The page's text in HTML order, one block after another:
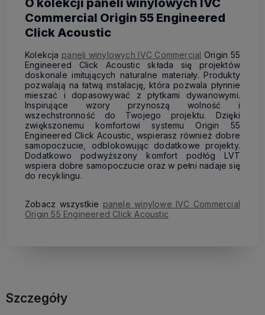
Commercial Origin 55 Engineered
Click Acoustic
Kolekcja paneli winylowych IVC Commercial Origin 55
Engineered Click Acoustic składa się projektów
doskonale imitujących naturalne materiały. Produkty
pozwalają na łatwą instalację, która pozwala płynnie
mieszać i dopasowywać z płytkami dywanowymi.
Inspirujące wzory przynoszą wolność i
wszechstronność do Twojego projektu. Dzięki
zwiększonemu komfortowi systemu Origin 55
Engineered Click Acoustic, wspierasz również dobre
samopoczucie, odblokowując dodatkowe projekty.
Dodatkowo podwyższony komfort podłóg LVT
wspiera dobre samopoczucie oraz w pełni nadaje się
do recyklingu.
Zobacz wszystkie panele winylowe IVC Commercial
Origin 55 Engineered Click Acoustic
Szczegóły